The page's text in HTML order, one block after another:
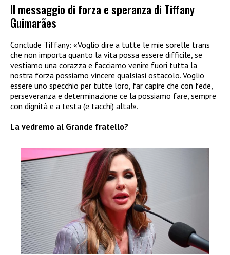
Il messaggio di forza e speranza di Tiffany
Guimarães
Conclude Tiffany: «Voglio dire a tutte le mie sorelle trans
che non importa quanto la vita possa essere difficile, se
vestiamo una corazza e facciamo venire fuori tutta la
nostra forza possiamo vincere qualsiasi ostacolo. Voglio
essere uno specchio per tutte loro, far capire che con fede,
perseveranza e determinazione ce la possiamo fare, sempre
con dignità e a testa (e tacchi) alta!».
La vedremo al Grande fratello?